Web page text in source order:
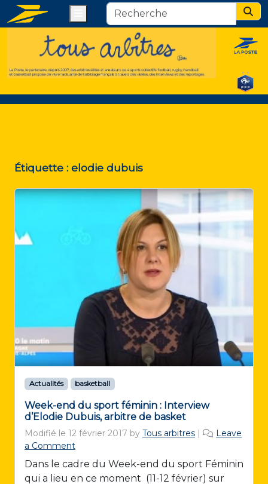
Étiquette : elodie dubuis
Actualités basketball
Week-end du sport féminin : Interview
d’Elodie Dubuis, arbitre de basket
Modifié le 12 février 2017 by Tous arbitres
Leave
a Comment
Dans le cadre du Week-end du sport Féminin
qui a lieu en ce moment (11-12 février) sur